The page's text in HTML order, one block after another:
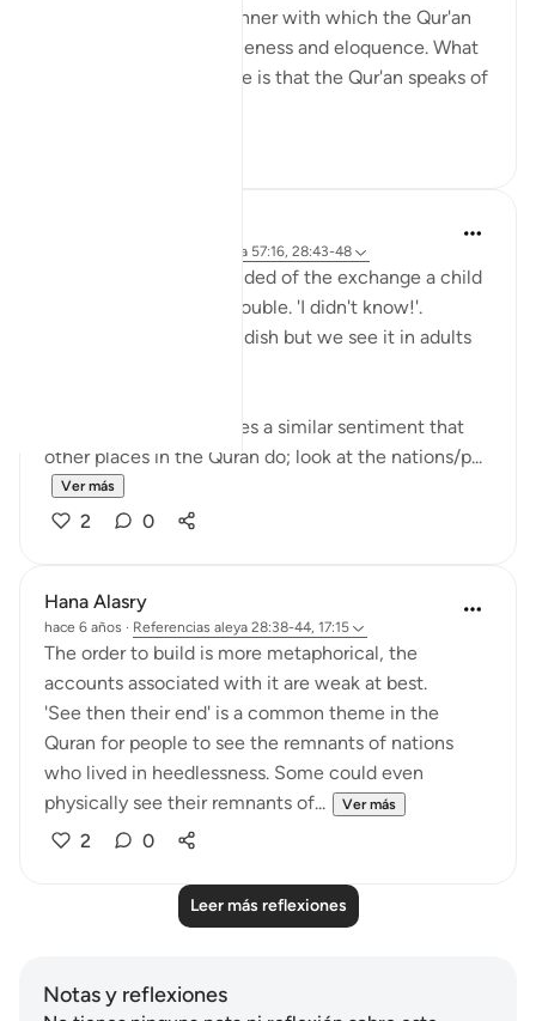
describes itself in a manner with which the Qur'an
speaks of its own uniqueness and eloquence. What
is even more remarkable is that the Qur'an speaks of
aleya 57:16, 28:43-48
I'm automatically reminded of the exchange a child
has when they get in trouble. 'I didn't know!'.
Displacing blame is childish but we see it in adults
This set of verses echoes a similar sentiment that
other places in the Quran do; look at the nations/p...
Ver más
2 0
Hana Alasry
hace 6 años · Referencias aleya 28:38-44, 17:15
The order to build is more metaphorical, the
accounts associated with it are weak at best.
'See then their end' is a common theme in the
Quran for people to see the remnants of nations
who lived in heedlessness. Some could even
physically see their remnants of...
Ver más
2 0
Leer más reflexiones
Notas y reflexiones